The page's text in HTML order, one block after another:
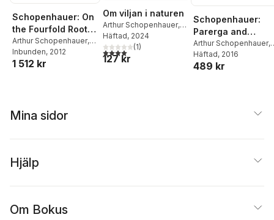
Schopenhauer: On
the Fourfold Root
of the Principle of
Sufficient Reason
and Other Writings
Arthur Schopenhauer,
Edward E. Erdmann
Christopher Janaway
Inbunden, 2012
1 512 kr
Om viljan i naturen
Arthur Schopenhauer,
Gustav Almlöfs
Bokförlag Zoferos
Häftad, 2024
4,0utav 5 stjärnor. Totalt antal röster:
(1)
127 kr
Schopenhauer:
Parerga and
Paralipomena:
Volume 1
Arthur Schopenhauer,
Sabine Roehr
Häftad, 2016
489 kr
Mina sidor
Hjälp
Om Bokus